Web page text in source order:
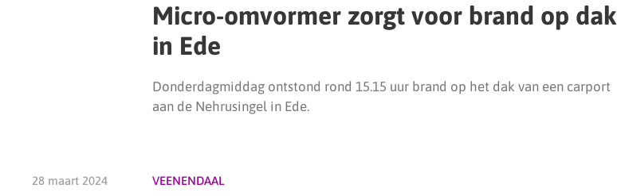
Micro-omvormer zorgt voor brand op dak
in Ede
Donderdagmiddag ontstond rond 15.15 uur brand op het dak van een carport
aan de Nehrusingel in Ede.
28 maart 2024 VEENENDAAL